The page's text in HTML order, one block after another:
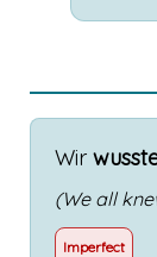
Wir
(We all
Imperfect